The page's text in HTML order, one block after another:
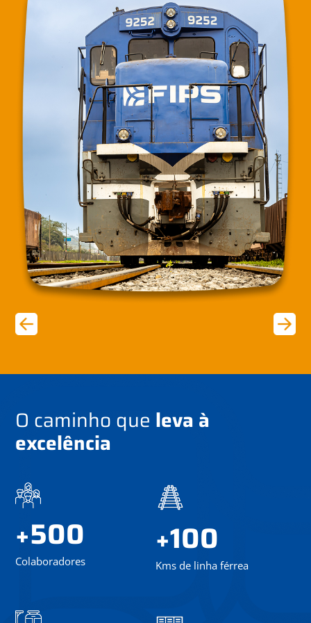
O caminho que leva à
excelência
+500
Colaboradores
+100
Kms de linha férrea